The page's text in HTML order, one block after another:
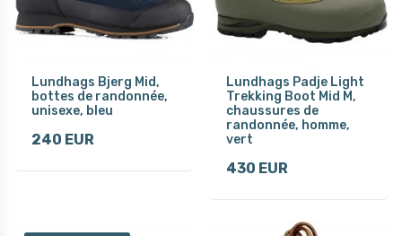
Lundhags Bjerg Mid,
bottes de randonnée,
unisexe, bleu
240 EUR
Lundhags Padje Light
Trekking Boot Mid M,
chaussures de
randonnée, homme,
vert
430 EUR